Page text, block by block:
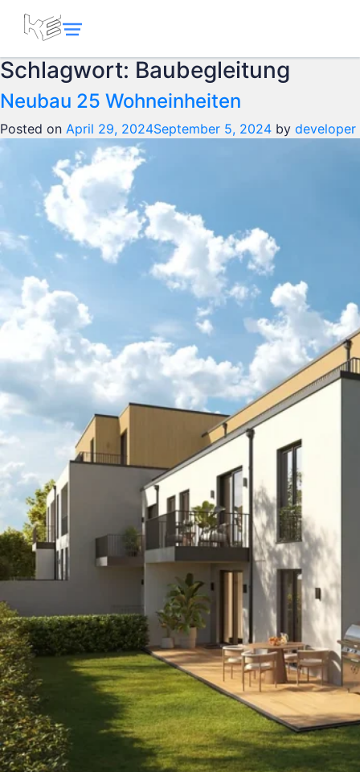
Schlagwort: Baubegleitung
Neubau 25 Wohneinheiten
Posted on April 29, 2024September 5, 2024 by developer